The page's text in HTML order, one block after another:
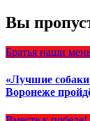
Вы
Братья наши
«Лучшие
Воронеже